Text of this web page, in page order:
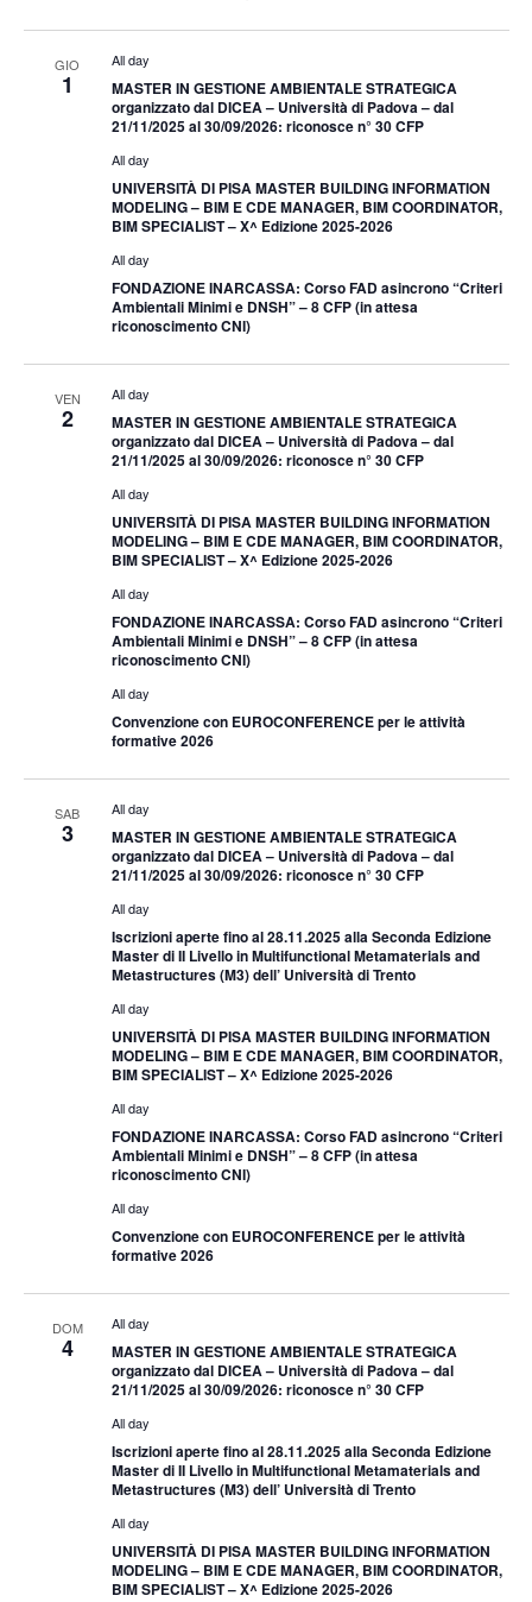
GIO
1
All day
MASTER IN GESTIONE AMBIENTALE STRATEGICA
organizzato dal DICEA – Università di Padova – dal
21/11/2025 al 30/09/2026: riconosce n° 30 CFP
All day
UNIVERSITÀ DI PISA MASTER BUILDING INFORMATION
MODELING – BIM E CDE MANAGER, BIM COORDINATOR,
BIM SPECIALIST – X^ Edizione 2025-2026
All day
FONDAZIONE INARCASSA: Corso FAD asincrono “Criteri
Ambientali Minimi e DNSH” – 8 CFP (in attesa
riconoscimento CNI)
VEN
2
All day
MASTER IN GESTIONE AMBIENTALE STRATEGICA
organizzato dal DICEA – Università di Padova – dal
21/11/2025 al 30/09/2026: riconosce n° 30 CFP
All day
UNIVERSITÀ DI PISA MASTER BUILDING INFORMATION
MODELING – BIM E CDE MANAGER, BIM COORDINATOR,
BIM SPECIALIST – X^ Edizione 2025-2026
All day
FONDAZIONE INARCASSA: Corso FAD asincrono “Criteri
Ambientali Minimi e DNSH” – 8 CFP (in attesa
riconoscimento CNI)
All day
Convenzione con EUROCONFERENCE per le attività
formative 2026
SAB
3
All day
MASTER IN GESTIONE AMBIENTALE STRATEGICA
organizzato dal DICEA – Università di Padova – dal
21/11/2025 al 30/09/2026: riconosce n° 30 CFP
All day
Iscrizioni aperte fino al 28.11.2025 alla Seconda Edizione
Master di II Livello in Multifunctional Metamaterials and
Metastructures (M3) dell’ Università di Trento
All day
UNIVERSITÀ DI PISA MASTER BUILDING INFORMATION
MODELING – BIM E CDE MANAGER, BIM COORDINATOR,
BIM SPECIALIST – X^ Edizione 2025-2026
All day
FONDAZIONE INARCASSA: Corso FAD asincrono “Criteri
Ambientali Minimi e DNSH” – 8 CFP (in attesa
riconoscimento CNI)
All day
Convenzione con EUROCONFERENCE per le attività
formative 2026
DOM
4
All day
MASTER IN GESTIONE AMBIENTALE STRATEGICA
organizzato dal DICEA – Università di Padova – dal
21/11/2025 al 30/09/2026: riconosce n° 30 CFP
All day
Iscrizioni aperte fino al 28.11.2025 alla Seconda Edizione
Master di II Livello in Multifunctional Metamaterials and
Metastructures (M3) dell’ Università di Trento
All day
UNIVERSITÀ DI PISA MASTER BUILDING INFORMATION
MODELING – BIM E CDE MANAGER, BIM COORDINATOR,
BIM SPECIALIST – X^ Edizione 2025-2026